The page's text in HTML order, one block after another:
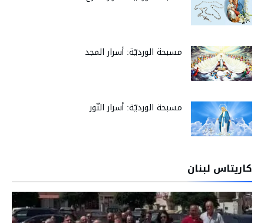
مسبحة الورديّة: أسرار المجد
مسبحة الورديّة: أسرار النّور
كاريتاس لبنان